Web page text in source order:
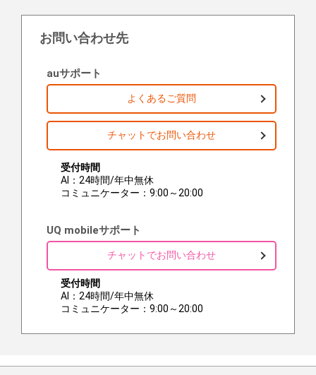
お問い合わせ先
auサポート
よくあるご質問
チャットでお問い合わせ
受付時間
AI：24時間/年中無休
コミュニケーター：9:00～20:00
UQ mobileサポート
チャットでお問い合わせ
受付時間
AI：24時間/年中無休
コミュニケーター：9:00～20:00